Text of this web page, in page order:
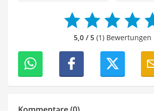
5,0 / 5(1) Bewertungen